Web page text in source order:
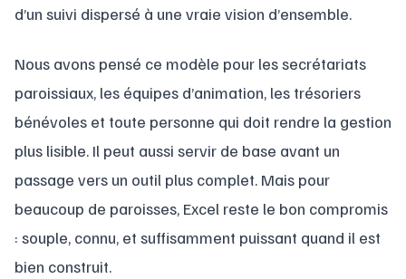
d’un suivi dispersé à une vraie vision d’ensemble.
Nous avons pensé ce modèle pour les secrétariats
paroissiaux, les équipes d’animation, les trésoriers
bénévoles et toute personne qui doit rendre la gestion
plus lisible. Il peut aussi servir de base avant un
passage vers un outil plus complet. Mais pour
beaucoup de paroisses, Excel reste le bon compromis
: souple, connu, et suffisamment puissant quand il est
bien construit.